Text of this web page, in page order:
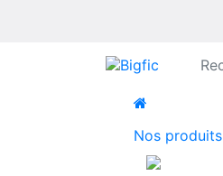
Nos produits